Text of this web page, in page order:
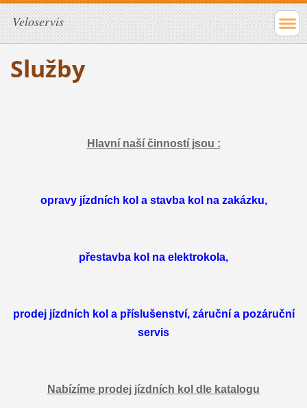
Veloservis
Služby
Hlavní naší činností jsou :
opravy jízdních kol a stavba kol na zakázku,
přestavba kol na elektrokola,
prodej jízdních kol a příslušenství, záruční a pozáruční
servis
Nabízíme prodej jízdních kol dle katalogu